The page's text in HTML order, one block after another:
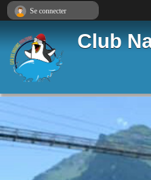
Club
Se connecter
Panneau de gestion des cookies